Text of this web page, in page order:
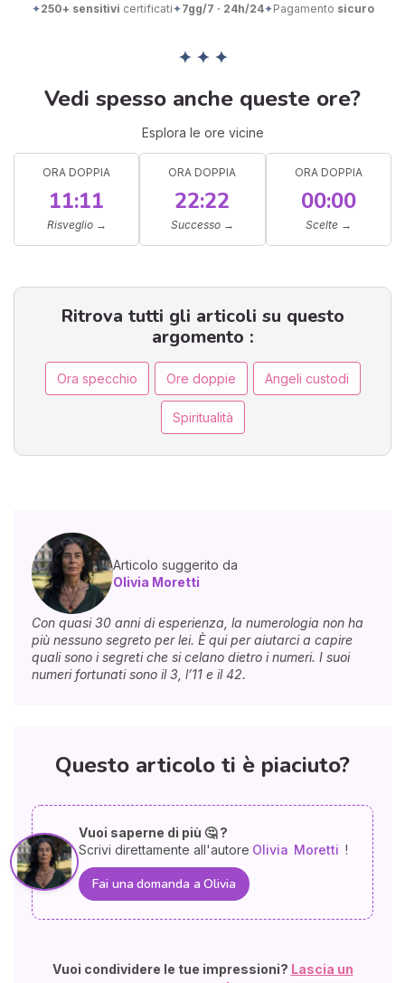
✦250+ sensitivi certificati✦7gg/7 · 24h/24✦Pagamento sicuro
✦ ✦ ✦
Vedi spesso anche queste ore?
Esplora le ore vicine
ORA DOPPIA
11:11
Risveglio→
ORA DOPPIA
22:22
Successo→
ORA DOPPIA
00:00
Scelte→
Ritrova tutti gli articoli su questo
argomento :
Ora specchio Ore doppie Angeli custodi
Spiritualità
Articolo suggerito da
Olivia Moretti
Con quasi 30 anni di esperienza, la numerologia non ha
più nessuno segreto per lei. È qui per aiutarci a capire
quali sono i segreti che si celano dietro i numeri. I suoi
numeri fortunati sono il 3, l’11 e il 42.
Questo articolo ti è piaciuto?
Vuoi saperne di più 🤔 ?
Scrivi direttamente all'autore Olivia Moretti !
Fai una domanda a Olivia
Vuoi condividere le tue impressioni? Lascia un